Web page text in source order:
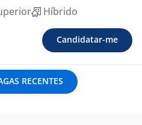
Híbrido
Candidatar-me
RECENTES